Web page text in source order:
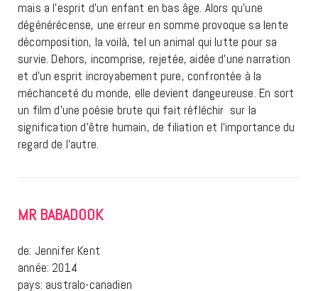
mais a l’esprit d’un enfant en bas âge. Alors qu’une
dégénérécense, une erreur en somme provoque sa lente
décomposition, la voilà, tel un animal qui lutte pour sa
survie. Dehors, incomprise, rejetée, aidée d’une narration
et d’un esprit incroyabement pure, confrontée à la
méchanceté du monde, elle devient dangeureuse. En sort
un film d’une poésie brute qui fait réfléchir sur la
signification d’être humain, de filiation et l’importance du
regard de l’autre.
MR BABADOOK
de: Jennifer Kent
année: 2014
pays: australo-canadien